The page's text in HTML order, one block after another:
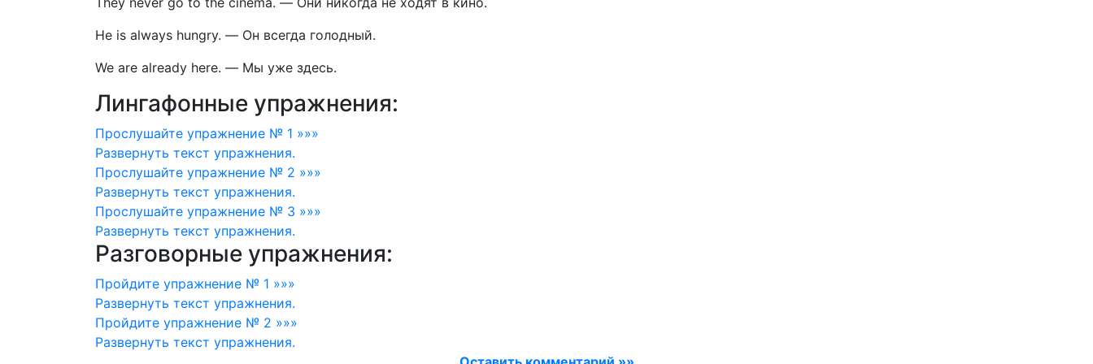
Не is always hungry. — Он всегда голодный.
We are already here. — Мы уже здесь.
Лингафонные упражнения:
Прослушайте упражнение № 1 »»»
Развернуть текст упражнения.
Прослушайте упражнение № 2 »»»
Развернуть текст упражнения.
Прослушайте упражнение № 3 »»»
Развернуть текст упражнения.
Разговорные упражнения:
Пройдите упражнение № 1 »»»
Развернуть текст упражнения.
Пройдите упражнение № 2 »»»
Развернуть текст упражнения.